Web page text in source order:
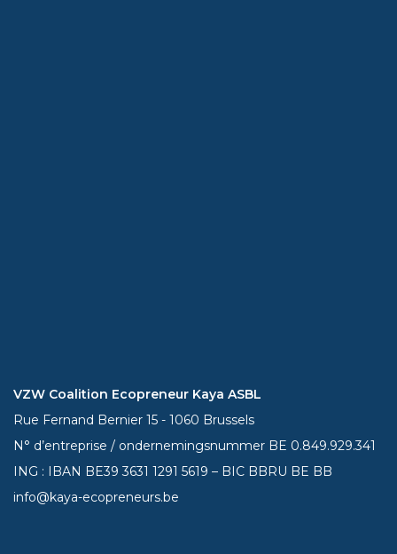
VZW Coalition Ecopreneur Kaya ASBL
Rue Fernand Bernier 15 - 1060 Brussels
N° d’entreprise / ondernemingsnummer BE 0.849.929.341
ING : IBAN BE393631 1291 5619 – BIC BBRU BE BB
info@kaya-ecopreneurs.be